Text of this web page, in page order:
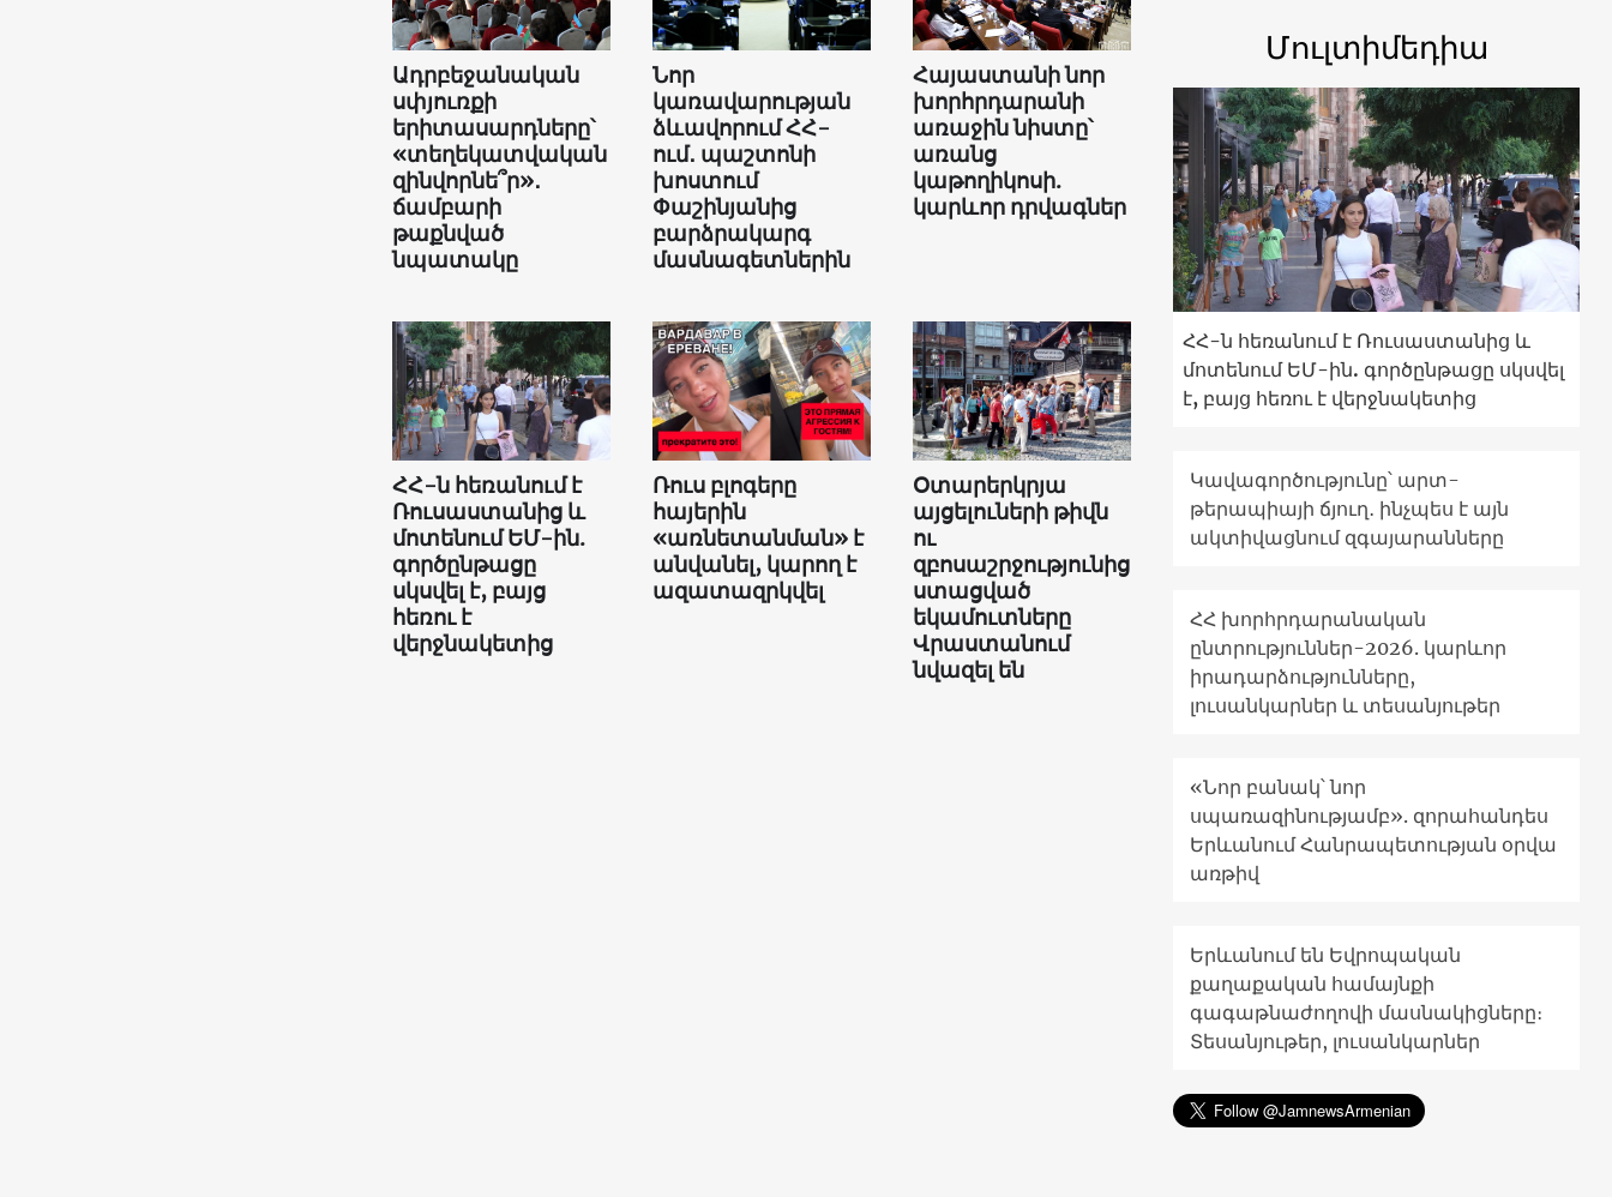
Ադրբեջանական
սփյուռքի
երիտասարդները՝
«տեղեկատվական
զինվորնե՞ր»․
ճամբարի
թաքնված
նպատակը
Նոր
կառավարության
ձևավորում ՀՀ-
ում․ պաշտոնի
խոստում
Փաշինյանից
բարձրակարգ
մասնագետներին
Հայաստանի նոր
խորհրդարանի
առաջին նիստը՝
առանց
կաթողիկոսի.
կարևոր դրվագներ
ՀՀ-ն հեռանում է
Ռուսաստանից և
մոտենում ԵՄ-ին.
գործընթացը
սկսվել է, բայց
հեռու է
վերջնակետից
Ռուս բլոգերը
հայերին
«առնետանման» է
անվանել, կարող է
ազատազրկվել
Օտարերկրյա
այցելուների թիվն
ու
զբոսաշրջությունից
ստացված
եկամուտները
Վրաստանում
նվազել են
Մուլտիմեդիա
ՀՀ-ն հեռանում է Ռուսաստանից և
մոտենում ԵՄ-ին. գործընթացը սկսվել
է, բայց հեռու է վերջնակետից
Կավագործությունը՝ արտ-
թերապիայի ճյուղ․ ինչպես է այն
ակտիվացնում զգայարանները
ՀՀ խորհրդարանական
ընտրություններ-2026. կարևոր
իրադարձությունները,
լուսանկարներ և տեսանյութեր
«Նոր բանակ՝ նոր
սպառազինությամբ». զորահանդես
Երևանում Հանրապետության օրվա
առթիվ
Երևանում են Եվրոպական
քաղաքական համայնքի
գագաթնաժողովի մասնակիցները։
Տեսանյութեր, լուսանկարներ